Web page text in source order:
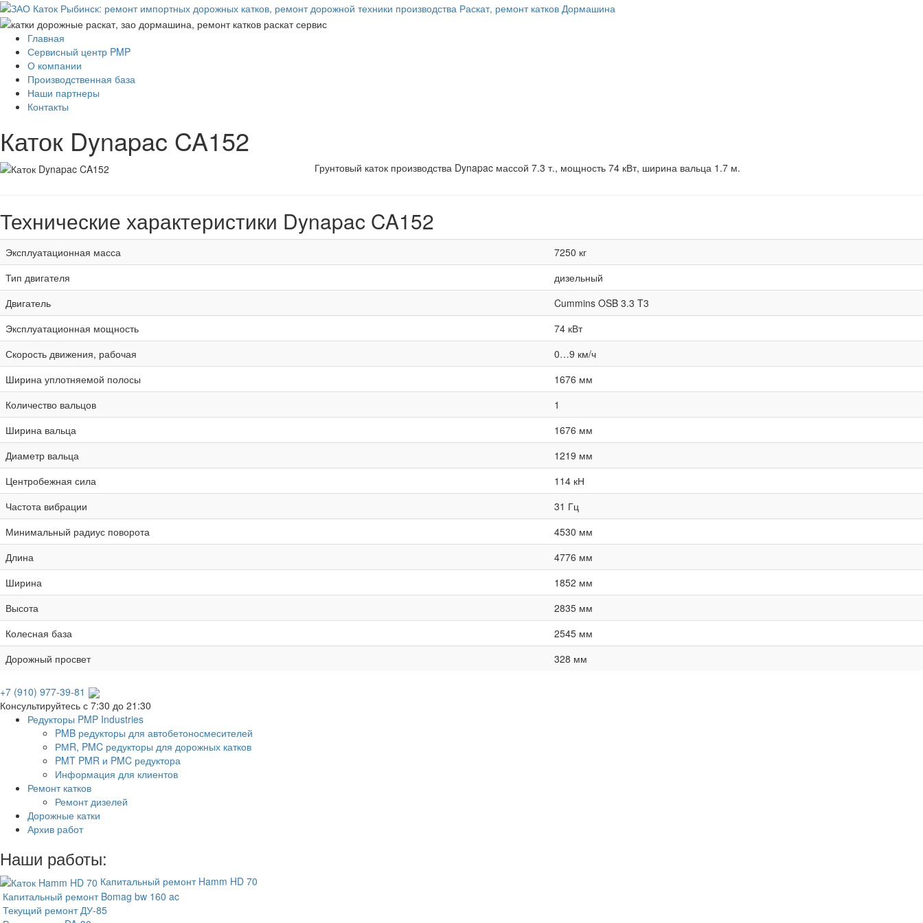
Главная
Сервисный центр PMP
О компании
Производственная база
Наши партнеры
Контакты
Каток Dynapac CA152
Грунтовый каток производства Dynapac массой 7.3 т., мощность 74 кВт, ширина вальца 1.7 м.
Технические характеристики Dynapac CA152
Эксплуатационная масса
7250 кг
Тип двигателя
дизельный
Двигатель
Cummins OSB 3.3 T3
Эксплуатационная мощность
74 кВт
Скорость движения, рабочая
0…9 км/ч
Ширина уплотняемой полосы
1676 мм
Количество вальцов
1
Ширина вальца
1676 мм
Диаметр вальца
1219 мм
Центробежная сила
114 кН
Частота вибрации
31 Гц
Минимальный радиус поворота
4530 мм
Длина
4776 мм
Ширина
1852 мм
Высота
2835 мм
Колесная база
2545 мм
Дорожный просвет
328 мм
+7 (910) 977-39-81
Консультируйтесь с 7:30 до 21:30
Редукторы PMP Industries
PMB редукторы для автобетоносмесителей
РМR, PMC редукторы для дорожных катков
PMT PMR и PMC редуктора
Информация для клиентов
Ремонт катков
Ремонт дизелей
Дорожные катки
Архив работ
Наши работы:
Капитальный ремонт Hamm HD 70
Капитальный ремонт Bomag bw 160 ac
Текущий ремонт ДУ-85